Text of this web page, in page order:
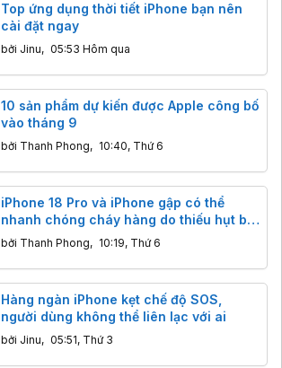
Top ứng dụng thời tiết iPhone bạn nên
cài đặt ngay
bởi Jinu, 05:53 Hôm qua
10 sản phẩm dự kiến được Apple công bố
vào tháng 9
bởi Thanh Phong, 10:40, Thứ 6
iPhone 18 Pro và iPhone gập có thể
nhanh chóng cháy hàng do thiếu hụt bộ
nhớ
bởi Thanh Phong, 10:19, Thứ 6
Hàng ngàn iPhone kẹt chế độ SOS,
người dùng không thể liên lạc với ai
bởi Jinu, 05:51, Thứ 3